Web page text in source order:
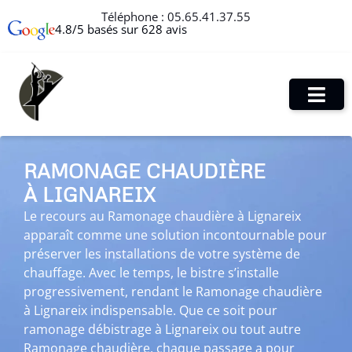
Téléphone : 05.65.41.37.55
4.8/5 basés sur 628 avis
RAMONAGE CHAUDIÈRE
À LIGNAREIX
Le recours au Ramonage chaudière à Lignareix
apparaît comme une solution incontournable pour
préserver les installations de votre système de
chauffage. Avec le temps, le bistre s’installe
progressivement, rendant le Ramonage chaudière
à Lignareix indispensable. Que ce soit pour
ramonage débistrage à Lignareix ou tout autre
Ramonage chaudière, chaque passage a pour